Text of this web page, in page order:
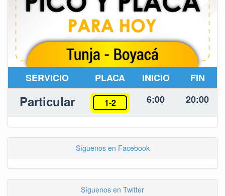
SERVICIO PLACA INICIO FIN
Particular 1-2 6:00 20:00
Síguenos en Facebook
Síguenos en Twitter